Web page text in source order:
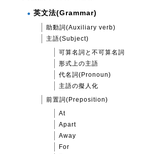
英文法(Grammar)
助動詞(Auxiliary verb)
主語(Subject)
可算名詞と不可算名詞
形式上の主語
代名詞(Pronoun)
主語の擬人化
前置詞(Preposition)
At
Apart
Away
For